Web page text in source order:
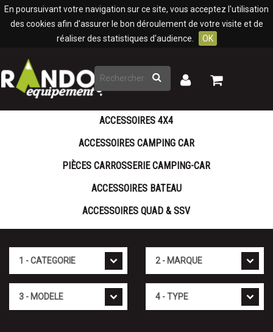
En poursuivant votre navigation sur ce site, vous acceptez l'utilisation
des cookies afin d'assurer le bon déroulement de votre visite et de
réaliser des statistiques d'audience.
OK
Rechercher
Mon
Mon
ACCESSOIRES 4X4
ACCESSOIRES CAMPING CAR
PIÈCES CARROSSERIE CAMPING-CAR
ACCESSOIRES BATEAU
ACCESSOIRES QUAD & SSV
Panneau de gestion des cookies